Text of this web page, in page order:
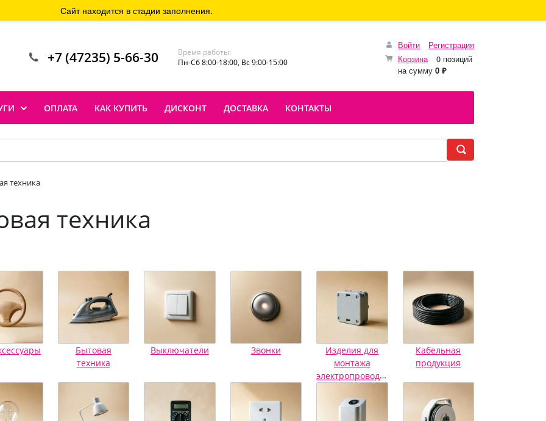
Войти
Регистрация
Корзина
0 позиций
на сумму 0 ₽
+7 (47235) 5-66-30
Время работы:
Пн-Сб 8:00-18:00, Вс 9:00-15:00
ОПЛАТА КАК КУПИТЬ ДИСКОНТ ДОСТАВКА КОНТАКТЫ
техника
техника
Сайт находится в стадии заполнения.
Бытовая
техника
Выключатели Звонки
Изделия для
монтажа
электропроводки
Кабельная
продукция